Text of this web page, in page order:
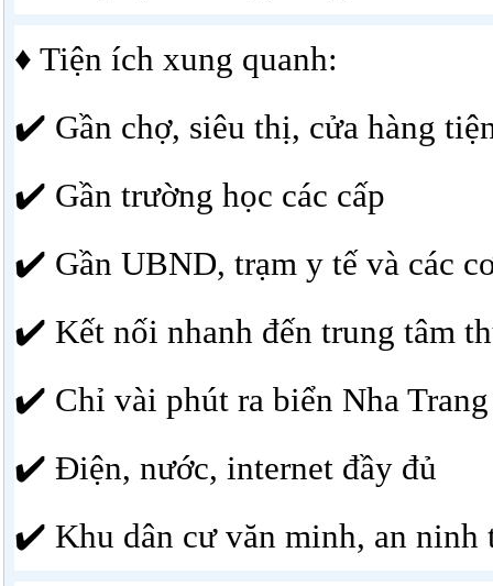
♦ Tiện ích xung quanh:
✔️ Gần chợ, siêu thị, cửa hàng
✔️ Gần trường học các cấp
✔️ Gần UBND, trạm y tế và các
✔️ Kết nối nhanh đến trung tâm
✔️ Chỉ vài phút ra biển Nha Trang
✔️ Điện, nước, internet đầy đủ
✔️ Khu dân cư văn minh, an ninh